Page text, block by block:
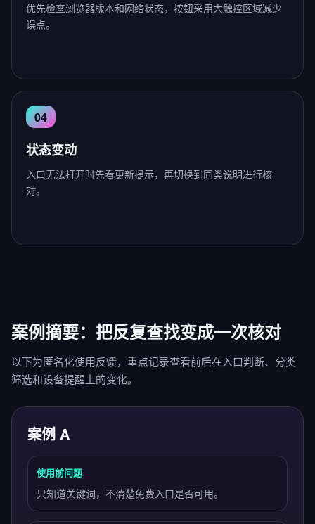
优先检查浏览器版本和网络状态，按钮采用大触控区域减少
误点。
状态变动
入口无法打开时先看更新提示，再切换到同类说明进行核
对。
案例摘要：把反复查找变成一次核对
以下为匿名化使用反馈，重点记录查看前后在入口判断、分类
筛选和设备提醒上的变化。
案例 A
使用前问题
只知道关键词，不清楚免费入口是否可用。